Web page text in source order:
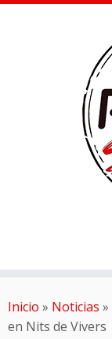
Inicio » Noticias »
en Nits de Vivers